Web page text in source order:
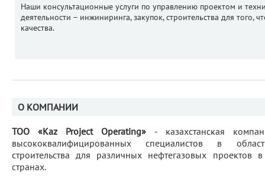
Наши консультационные услуги по управлению проектом и
деятельности – инжиниринга, закупок, строительства для
качества.
О КОМПАНИИ
ТОО «Kaz Project Operating» - казахстанская
высококвалифицированных специалистов в
строительства для различных нефтегазовых проектов
странах.